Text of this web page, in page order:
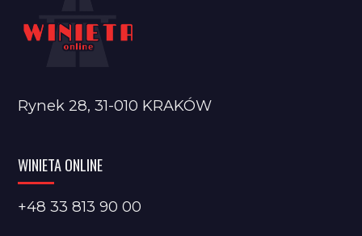
Rynek 28, 31-010 KRAKÓW
WINIETA ONLINE
+48 33 813 90 00